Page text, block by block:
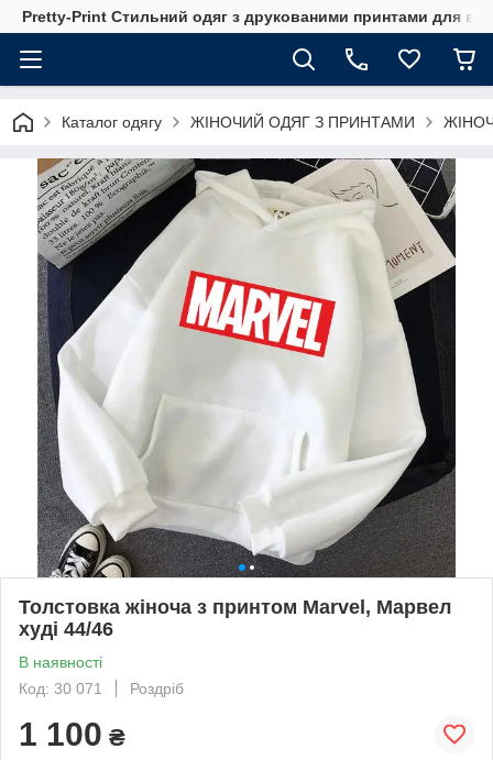
Pretty-Print Стильний одяг з друкованими принтами для
Каталог одягу ЖІНОЧИЙ ОДЯГ З ПРИНТАМИ
Толстовка жіноча з принтом Marvel, Марвел
худі 44/46
В наявності
Код: 30 071
Роздріб
1 100 ₴